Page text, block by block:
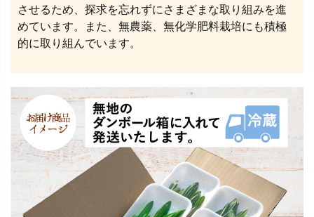
させるため、探求を忘れずにさまざまな取り組みを進
めています。また、無農薬、無化学肥料栽培にも積極
的に取り組んでいます。